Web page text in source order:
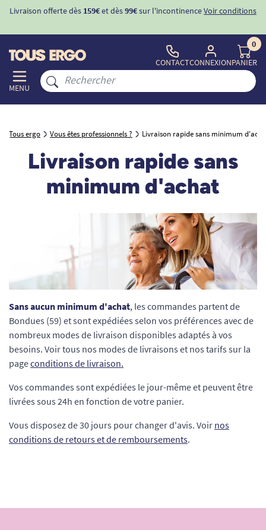
Livraison offerte dès 159€et dès99€sur l'incontinenceVoir conditions
MENU
CONTACTCONNEXION
0
PANIER
Tous ergo Vous êtes professionnels ? Livraison rapide sans minimum
Livraison rapide sans
minimum d'achat
Sans aucun minimum d'achat, les commandes partent de
Bondues (59) et sont expédiées selon vos préférences avec de
nombreux modes de livraison disponibles adaptés à vos
besoins. Voir tous nos modes de livraisons et nos tarifs sur la
pageconditions de livraison.
Vos commandes sont expédiées le jour-même et peuvent être
livrées sous 24h en fonction de votre panier.
Vous disposez de 30 jours pour changer d'avis. Voir nos
conditions de retours et de remboursements.